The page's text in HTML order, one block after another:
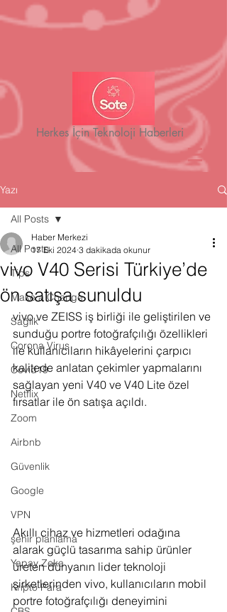
Herkes İçin Teknoloji Haberleri
Yazı
All Posts
Tips
Make a Change
Sağlık
Corona Virus
Covid19
Netflix
Zoom
Airbnb
Güvenlik
Google
VPN
şehir planlama
Yapay Zeka
Kripto Para
All Posts
vivo V40 Serisi Türkiye’de
ön satışa sunuldu
Haber Merkezi
17 Eki 2024 3 dakikada okunur
vivo ve ZEISS iş birliği ile geliştirilen ve
sunduğu portre fotoğrafçılığı özellikleri
ile kullanıcıların hikâyelerini çarpıcı
kalitede anlatan çekimler yapmalarını
sağlayan yeni V40 ve V40 Lite özel
fırsatlar ile ön satışa açıldı.
Akıllı cihaz ve hizmetleri odağına
alarak güçlü tasarıma sahip ürünler
üreten dünyanın lider teknoloji
şirketlerinden vivo, kullanıcıların mobil
portre fotoğrafçılığı deneyimini